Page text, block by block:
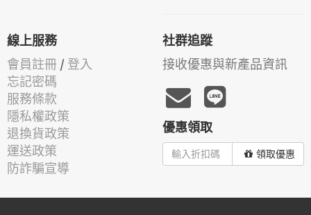
線上服務
會員註冊 / 登入
忘記密碼
服務條款
隱私權政策
退換貨政策
運送政策
防詐騙宣導
社群追蹤
接收優惠與新產品資訊
優惠領取
領取優惠